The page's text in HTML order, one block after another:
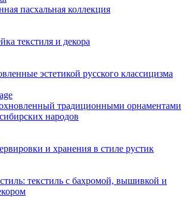
пасхальная коллекция
текстиля и декора
эстетикой русского классицизма
традиционными орнаментами
народов
и хранения в стиле рустик
текстиль с бахромой, вышивкой и